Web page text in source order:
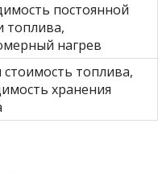
постоянной
топлива,
нагрев
стоимость топлива,
хранения